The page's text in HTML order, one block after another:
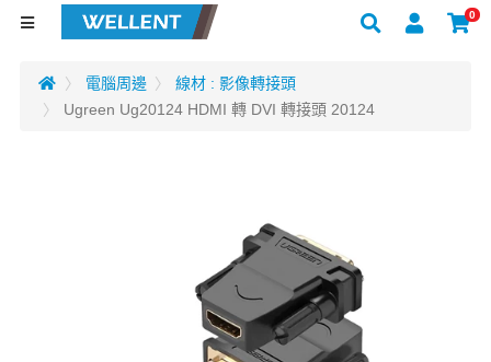
0
電腦周邊
線材 : 影像轉接頭
Ugreen Ug20124 HDMI 轉 DVI 轉接頭 20124